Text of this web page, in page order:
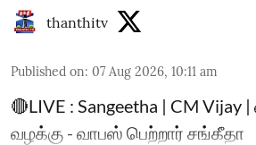
thanthitv
Published on: 07 Aug 2026, 10:11 am
🔴LIVE : Sangeetha | CM Vijay
வழக்கு - வாபஸ் பெற்றார் சங்கீதா